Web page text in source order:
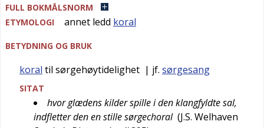
FULL BOKMÅLSNORM
ETYMOLOGI
annet ledd koral
BETYDNING OG BRUK
koral til sørgehøytidelighet | jf. sørgesang
SITAT
hvor glædens kilder spille i den klangfyldte sal,
indfletter den en stille sørgechoral (J.S. Welhaven